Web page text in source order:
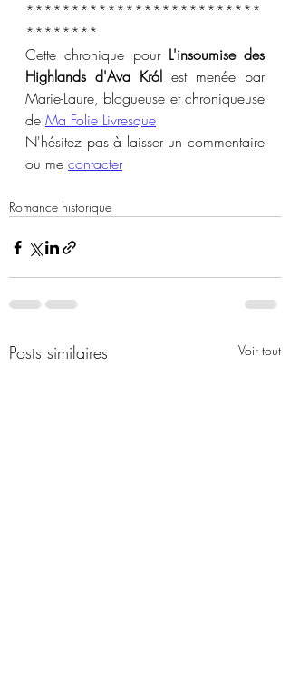
**************************
********
Cette chronique pour L'insoumise des
Highlands d'Ava Król est menée par
Marie-Laure, blogueuse et chroniqueuse
de Ma Folie Livresque
N'hésitez pas à laisser un commentaire
ou me contacter
Romance historique
Posts similaires Voir tout